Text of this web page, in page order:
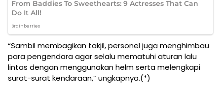
“Sambil membagikan takjil, personel juga menghimbau
para pengendara agar selalu mematuhi aturan lalu
lintas dengan menggunakan helm serta melengkapi
surat-surat kendaraan,” ungkapnya.(*)